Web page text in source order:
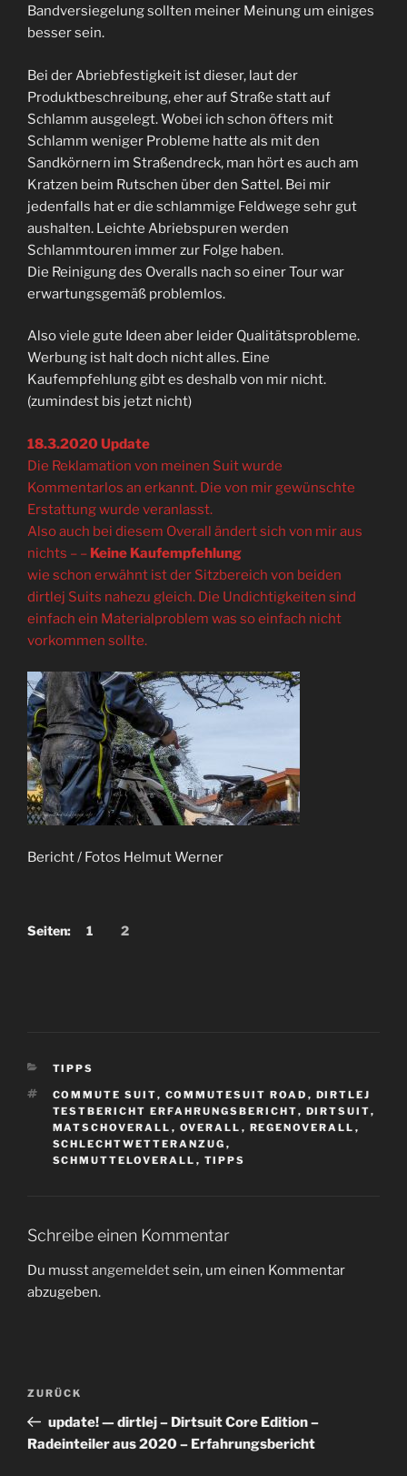
Bandversiegelung sollten meiner Meinung um einiges
besser sein.
Bei der Abriebfestigkeit ist dieser, laut der
Produktbeschreibung, eher auf Straße statt auf
Schlamm ausgelegt. Wobei ich schon öfters mit
Schlamm weniger Probleme hatte als mit den
Sandkörnern im Straßendreck, man hört es auch am
Kratzen beim Rutschen über den Sattel. Bei mir
jedenfalls hat er die schlammige Feldwege sehr gut
aushalten. Leichte Abriebspuren werden
Schlammtouren immer zur Folge haben.
Die Reinigung des Overalls nach so einer Tour war
erwartungsgemäß problemlos.
Also viele gute Ideen aber leider Qualitätsprobleme.
Werbung ist halt doch nicht alles. Eine
Kaufempfehlung gibt es deshalb von mir nicht.
(zumindest bis jetzt nicht)
18.3.2020 Update
Die Reklamation von meinen Suit wurde
Kommentarlos an erkannt. Die von mir gewünschte
Erstattung wurde veranlasst.
Also auch bei diesem Overall ändert sich von mir aus
nichts – – Keine Kaufempfehlung
wie schon erwähnt ist der Sitzbereich von beiden
dirtlej Suits nahezu gleich. Die Undichtigkeiten sind
einfach ein Materialproblem was so einfach nicht
vorkommen sollte.
Bericht / Fotos Helmut Werner
Seiten: 1 2
KATEGORIEN
TIPPS
SCHLAGWÖRTER
COMMUTE SUIT, COMMUTESUIT ROAD , DIRTLEJ
TESTBERICHT ERFAHRUNGSBERICHT, DIRTSUIT,
MATSCHOVERALL , OVERALL , REGENOVERALL ,
SCHLECHTWETTERANZUG ,
SCHMUTTELOVERALL , TIPPS
Schreibe einen Kommentar
Du musstangemeldetsein, um einen Kommentar
abzugeben.
Beitragsnavigation
Vorheriger
Beitrag
ZURÜCK
update! — dirtlej – Dirtsuit Core Edition –
Radeinteiler aus 2020 – Erfahrungsbericht